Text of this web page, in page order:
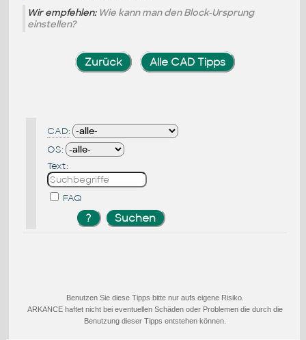
Wir empfehlen: Wie kann man den Block-Ursprung
einstellen?
Zurück Alle CAD Tipps
CAD:
OS:
Text:
FAQ
Benutzen Sie diese Tipps bitte nur aufs eigene Risiko.
ARKANCE haftet nicht bei eventuellen Schäden oder Problemen die durch die
Benutzung dieser Tipps entstehen können.